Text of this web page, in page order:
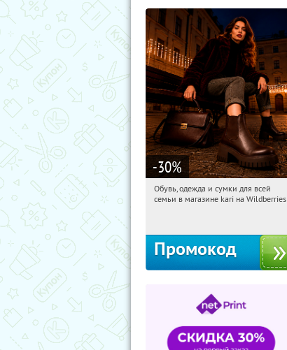
-30%
13:32:04 Получили:
Обувь, одежда и сумки для всей
семьи в магазине kari на Wildberries
Промокод